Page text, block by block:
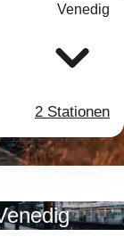
Venedig
2 Stationen